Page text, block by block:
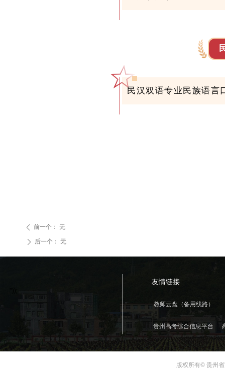
民汉双语专业民族语言
ꄲ 后一个： 无
ꄴ 前一个： 无
友情链接
教师云盘（备用线路）
贵州高考综合信息平台
版权所有© 贵州